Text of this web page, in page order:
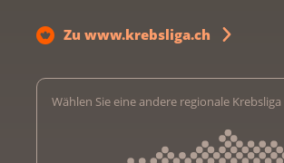
Zu www.krebsliga.ch
Wählen Sie eine andere regionale Krebsliga